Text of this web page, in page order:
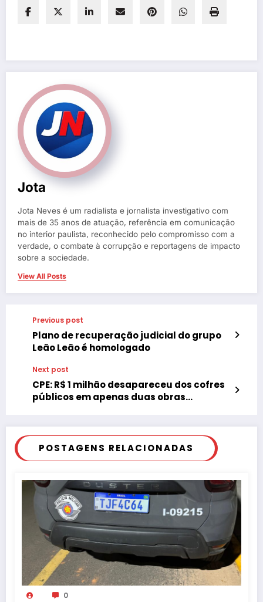
Jota
Jota Neves é um radialista e jornalista investigativo com
mais de 35 anos de atuação, referência em comunicação
no interior paulista, reconhecido pelo compromisso com a
verdade, o combate à corrupção e reportagens de impacto
sobre a sociedade.
View All Posts
Previous post
Plano de recuperação judicial do grupo
Leão Leão é homologado
Next post
CPE: R$ 1 milhão desapareceu dos cofres
públicos em apenas duas obras
POSTAGENS RELACIONADAS
0